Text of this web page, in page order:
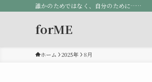
誰かのためではなく、自分のために……
forME
ホーム 2025年 8月